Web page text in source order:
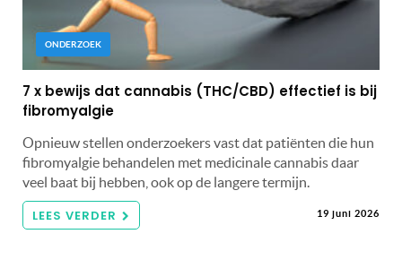
ONDERZOEK
7 x bewijs dat cannabis (THC/CBD) effectief is bij
fibromyalgie
Opnieuw stellen onderzoekers vast dat patiënten die hun
fibromyalgie behandelen met medicinale cannabis daar
veel baat bij hebben, ook op de langere termijn.
LEES VERDER 19 juni 2026